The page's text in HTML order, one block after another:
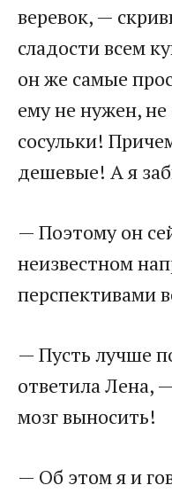
веревок, —
сладости всем
он же самые
ему не нужен,
сосульки!
дешевые! А я
— Поэтому он
неизвестном
перспективами
— Пусть лучше
ответила Лена,
мозг выносить!
— Об этом я и